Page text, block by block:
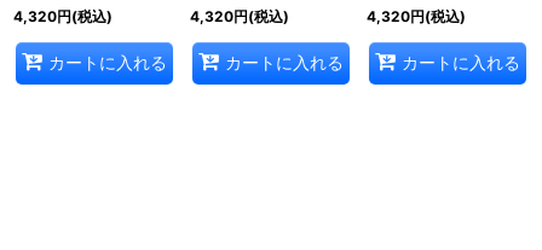
4,320円(税込)
カートに入れる
4,320円(税込)
カートに入れる
4,320円(税込)
カートに入れる